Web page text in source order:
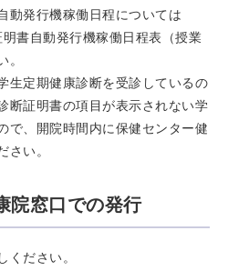
動発行機稼働日程については
書自動発行機稼働日程表（授業
。
生定期健康診断を受診しているの
断証明書の項目が表示されない学
で、開院時間内に保健センター健
さい。
院窓口での発行
ください。